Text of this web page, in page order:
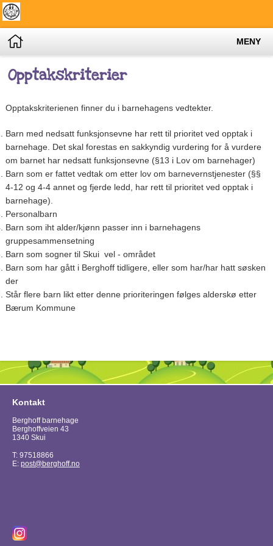
MENY
Opptakskriterier
Opptakskriterienen finner du i barnehagens vedtekter.
Barn med nedsatt funksjonsevne har rett til prioritet ved opptak i
barnehage. Det skal forestas en sakkyndig vurdering for å vurdere
om barnet har nedsatt funksjonsevne (§13 i Lov om barnehager)
Barn som er fattet vedtak om etter lov om barnevernstjenester (§§
4-12 og 4-4 annet og fjerde ledd, har rett til prioritet ved opptak i
barnehage).
Personalbarn
Barn som iht alder/kjønn passer inn i barnehagens
gruppesammensetning
Barn som sogner til Skui vel - området
Barn som har gått i Berghoff tidligere, eller som har/har hatt søsken
der
Står flere barn likt etter denne prioriteringen følges alderskø etter
Bærum Kommune
Kontakt
Berghoff barnehage
Berghoffveien 43
1340 Skui
T: 97518866
E: post@berghoff.no